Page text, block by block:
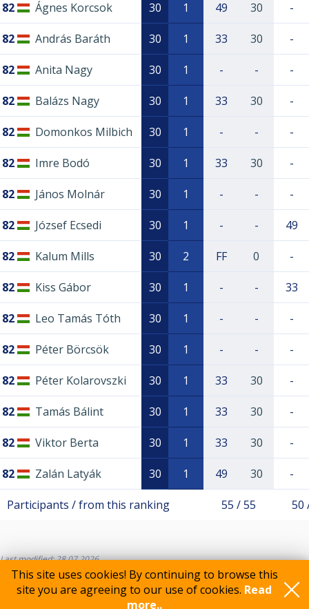
This site uses cookies! By continuing to browse this
site you are agreeing to our use of cookies. Read
more..
82 Ágnes Korcsok 30 1 49 30 -
82 András Baráth 30 1 33 30 -
82 Anita Nagy 30 1 - - -
82 Balázs Nagy 30 1 33 30 -
82 Domonkos Milbich 30 1 - - -
82 Imre Bodó 30 1 33 30 -
82 János Molnár 30 1 - - -
82 József Ecsedi 30 1 - - 49
82 Kalum Mills 30 2 FF 0 -
82 Kiss Gábor 30 1 - - 33
82 Leo Tamás Tóth 30 1 - - -
82 Péter Börcsök 30 1 - - -
82 Péter Kolarovszki 30 1 33 30 -
82 Tamás Bálint 30 1 33 30 -
82 Viktor Berta 30 1 33 30 -
82 Zalán Latyák 30 1 49 30 -
Participants / from this ranking 55 / 55 50
Last modified: 28.07.2026
Feedback